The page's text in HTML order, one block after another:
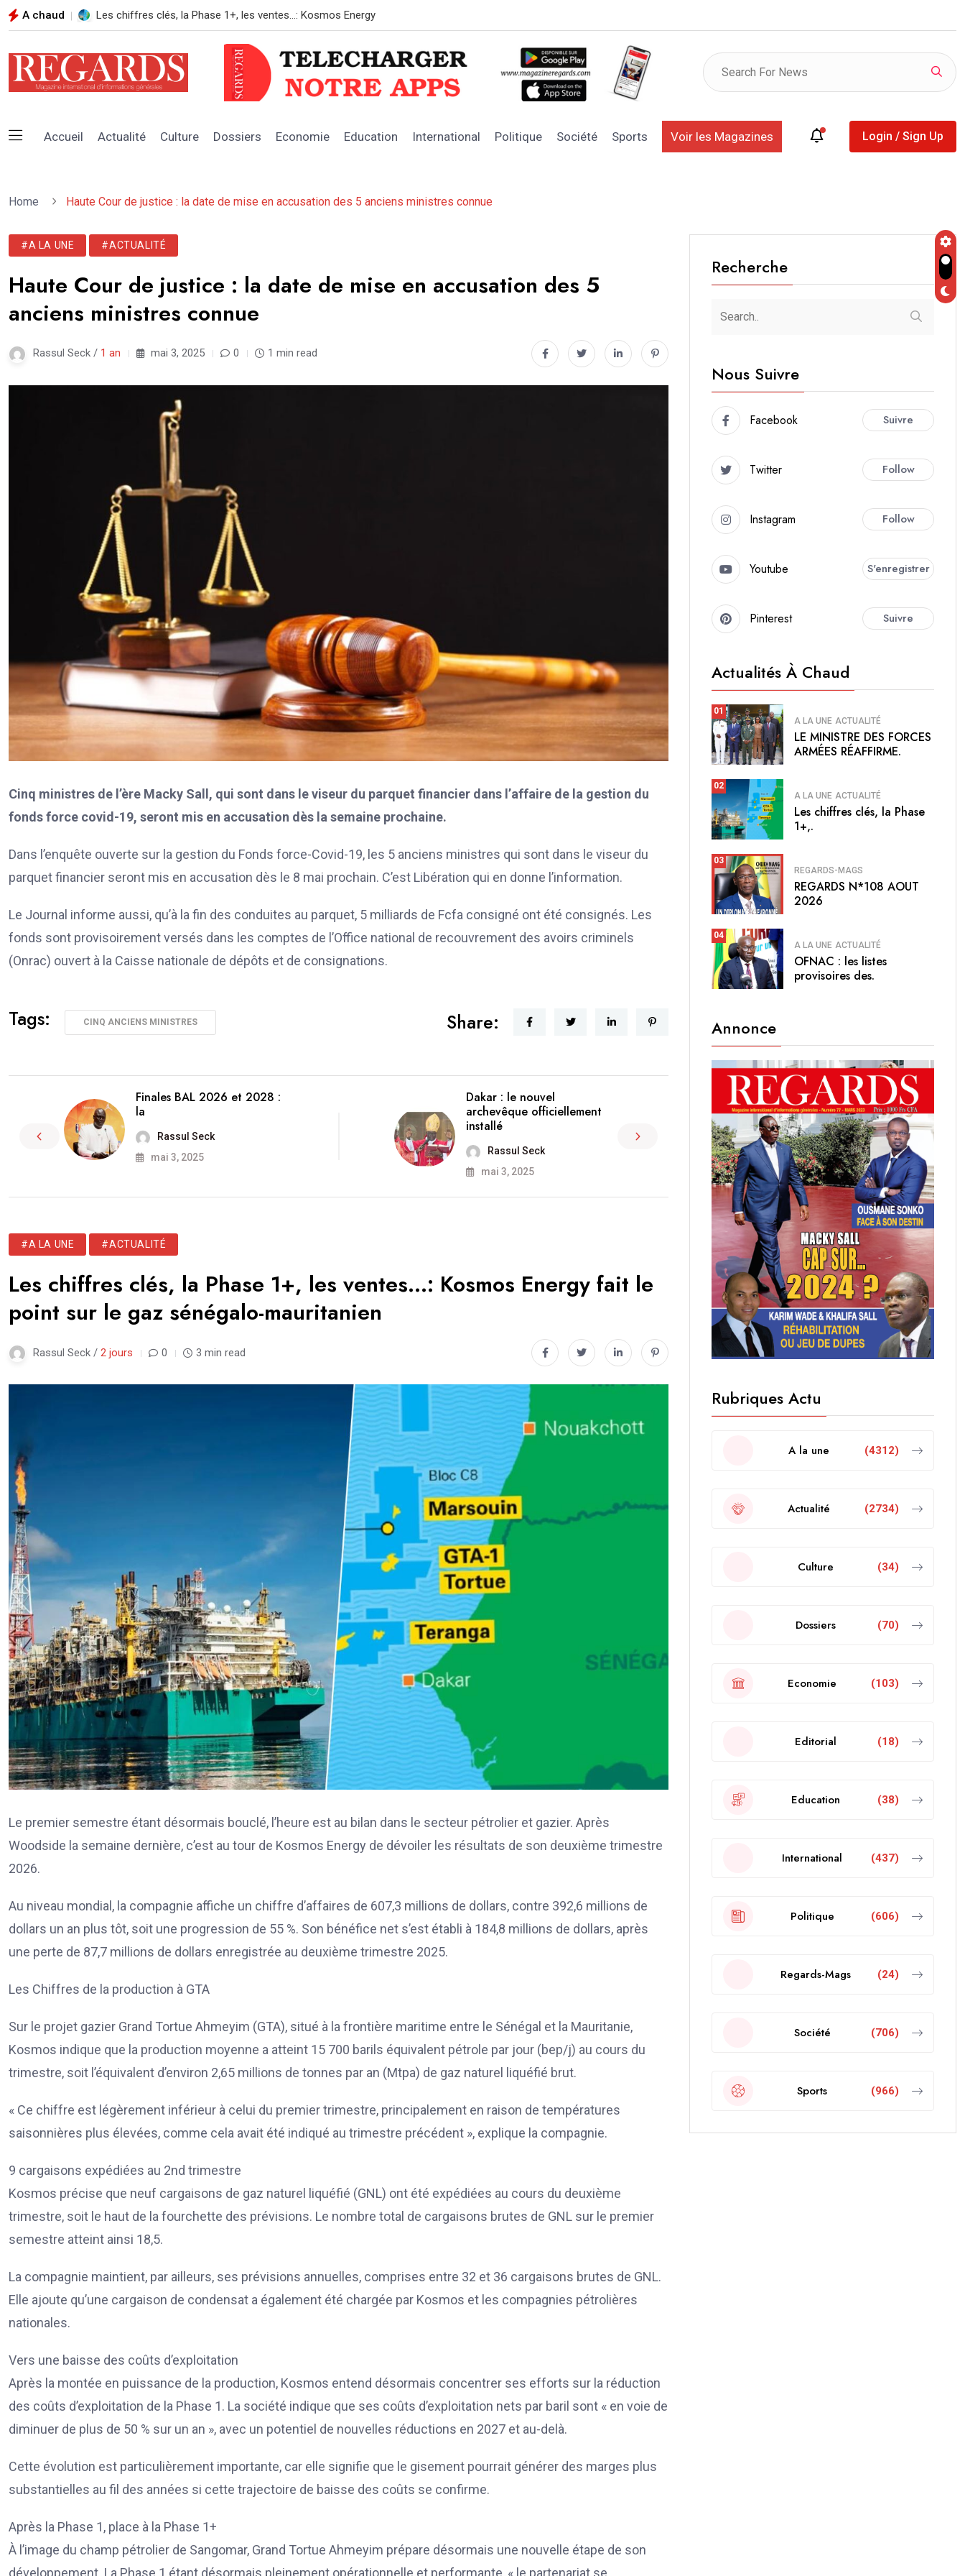
A chaud REGARDS N*108 AOUT 2026
Accueil Actualité Culture Dossiers Economie Education International Politique Société Sports Voir les Magazines Login / Sign Up
Home Haute Cour de justice : la date de mise en accusation des 5 anciens ministres connue
#A LA UNE #ACTUALITÉ
Haute Cour de justice : la date de mise en accusation des 5
anciens ministres connue
Rassul Seck / 1 an mai 3, 2025 0 1 min read
Cinq ministres de l’ère Macky Sall, qui sont dans le viseur du parquet financier dans l’affaire de la gestion du
fonds force covid-19, seront mis en accusation dès la semaine prochaine.
Dans l’enquête ouverte sur la gestion du Fonds force-Covid-19, les 5 anciens ministres qui sont dans le viseur du
parquet financier seront mis en accusation dès le 8 mai prochain. C’est Libération qui en donne l’information.
Le Journal informe aussi, qu’à la fin des conduites au parquet, 5 milliards de Fcfa consigné ont été consignés. Les
fonds sont provisoirement versés dans les comptes de l’Office national de recouvrement des avoirs criminels
(Onrac) ouvert à la Caisse nationale de dépôts et de consignations.
Tags: CINQ ANCIENS MINISTRES Share:
Finales BAL 2026 et 2028 :
la
Rassul Seck
mai 3, 2025
Dakar : le nouvel
archevêque officiellement
installé
Rassul Seck
mai 3, 2025
#A LA UNE #ACTUALITÉ
Les chiffres clés, la Phase 1+, les ventes…: Kosmos Energy fait le
point sur le gaz sénégalo-mauritanien
Rassul Seck / 2 jours 0 3 min read
Le premier semestre étant désormais bouclé, l’heure est au bilan dans le secteur pétrolier et gazier. Après
Woodside la semaine dernière, c’est au tour de Kosmos Energy de dévoiler les résultats de son deuxième trimestre
2026.
Au niveau mondial, la compagnie affiche un chiffre d’affaires de 607,3 millions de dollars, contre 392,6 millions de
dollars un an plus tôt, soit une progression de 55 %. Son bénéfice net s’est établi à 184,8 millions de dollars, après
une perte de 87,7 millions de dollars enregistrée au deuxième trimestre 2025.
Les Chiffres de la production à GTA
Sur le projet gazier Grand Tortue Ahmeyim (GTA), situé à la frontière maritime entre le Sénégal et la Mauritanie,
Kosmos indique que la production moyenne a atteint 15 700 barils équivalent pétrole par jour (bep/j) au cours du
trimestre, soit l’équivalent d’environ 2,65 millions de tonnes par an (Mtpa) de gaz naturel liquéfié brut.
« Ce chiffre est légèrement inférieur à celui du premier trimestre, principalement en raison de températures
saisonnières plus élevées, comme cela avait été indiqué au trimestre précédent », explique la compagnie.
9 cargaisons expédiées au 2nd trimestre
Kosmos précise que neuf cargaisons de gaz naturel liquéfié (GNL) ont été expédiées au cours du deuxième
trimestre, soit le haut de la fourchette des prévisions. Le nombre total de cargaisons brutes de GNL sur le premier
semestre atteint ainsi 18,5.
La compagnie maintient, par ailleurs, ses prévisions annuelles, comprises entre 32 et 36 cargaisons brutes de GNL.
Elle ajoute qu’une cargaison de condensat a également été chargée par Kosmos et les compagnies pétrolières
nationales.
Vers une baisse des coûts d’exploitation
Après la montée en puissance de la production, Kosmos entend désormais concentrer ses efforts sur la réduction
des coûts d’exploitation de la Phase 1. La société indique que ses coûts d’exploitation nets par baril sont « en voie de
diminuer de plus de 50 % sur un an », avec un potentiel de nouvelles réductions en 2027 et au-delà.
Cette évolution est particulièrement importante, car elle signifie que le gisement pourrait générer des marges plus
substantielles au fil des années si cette trajectoire de baisse des coûts se confirme.
Après la Phase 1, place à la Phase 1+
À l’image du champ pétrolier de Sangomar, Grand Tortue Ahmeyim prépare désormais une nouvelle étape de son
développement. La Phase 1 étant désormais pleinement opérationnelle et performante, « le partenariat se
Recherche
Nous Suivre
Facebook Suivre
Twitter Follow
Instagram Follow
Youtube S'enregistrer
Pinterest Suivre
Actualités À Chaud
01
A LA UNE ACTUALITÉ
LE MINISTRE DES FORCES
ARMÉES RÉAFFIRME.
02
A LA UNE ACTUALITÉ
Les chiffres clés, la Phase
1+,.
03
REGARDS-MAGS
REGARDS N*108 AOUT
2026
04
A LA UNE ACTUALITÉ
OFNAC : les listes
provisoires des.
Annonce
Rubriques Actu
A la une (4312)
Actualité (2734)
Culture (34)
Dossiers (70)
Economie (103)
Editorial (18)
Education (38)
International (437)
Politique (606)
Regards-Mags (24)
Société (706)
Sports (966)